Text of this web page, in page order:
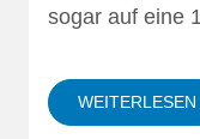
sogar auf eine
WEITERLESEN